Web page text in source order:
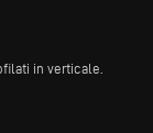
in verticale.